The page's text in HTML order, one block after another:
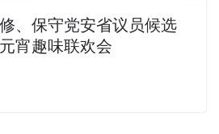
、保守党安省议员候选
宵趣味联欢会